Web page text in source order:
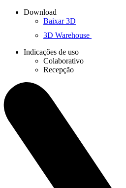
Download
Baixar 3D
3D Warehouse
Indicações de uso
Colaborativo
Recepção